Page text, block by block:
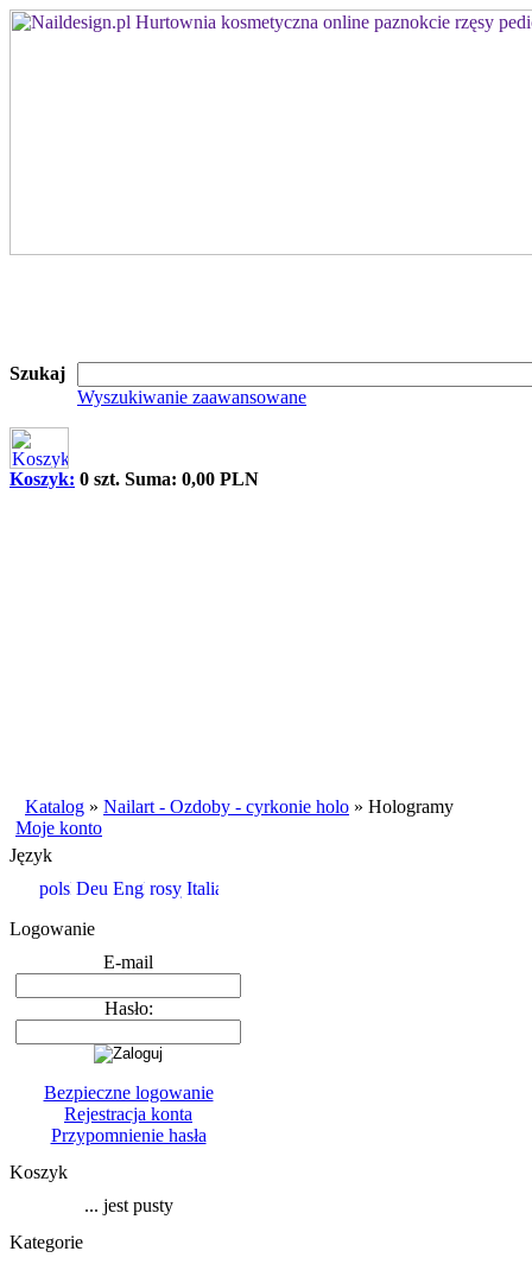
Szukaj
Wyszukiwanie zaawansowane
Koszyk: 0 szt. Suma: 0,00 PLN
Katalog » Nailart - Ozdoby - cyrkonie holo » Hologramy
Moje konto
Język
Logowanie
E-mail
Hasło:
Bezpieczne logowanie
Rejestracja konta
Przypomnienie hasła
Koszyk
... jest pusty
Kategorie